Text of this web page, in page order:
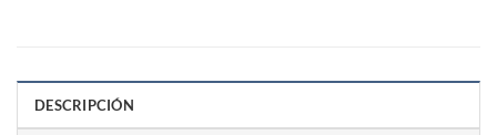
DESCRIPCIÓN